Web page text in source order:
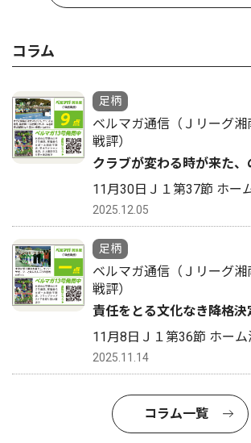
コラム
足柄
ベルマガ通信（Ｊリーグ湘
戦評）
クラブが変わる時が来た、
11月30日Ｊ１第37節 ホー
2025.12.05
足柄
ベルマガ通信（Ｊリーグ湘
戦評）
責任をとる文化なき降格決
11月8日Ｊ１第36節 ホー
2025.11.14
コラム一覧